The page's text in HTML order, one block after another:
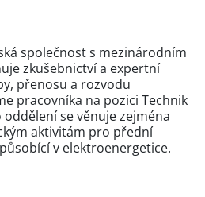
společnost s mezinárodním
zkušebnictví a expertní
přenosu a rozvodu
pracovníka na pozici Technik
se věnuje zejména
aktivitám pro přední
v elektroenergetice.